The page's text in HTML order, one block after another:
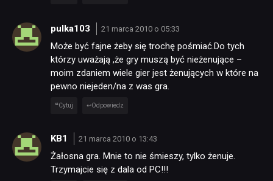
pulka103 21 marca 2010 o 05:33
Może być fajne żeby się trochę pośmiać.Do tych
którzy uważają ,że gry muszą być nieżenujące –
moim zdaniem wiele gier jest żenujących w które na
pewno niejeden/na z was gra.
Cytuj Odpowiedz
KB1 21 marca 2010 o 13:43
Żałosna gra. Mnie to nie śmieszy, tylko żenuje.
Trzymajcie się z dala od PC!!!